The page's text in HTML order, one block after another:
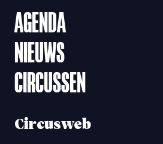
AGENDA
NIEUWS
CIRCUSSEN
Circusweb